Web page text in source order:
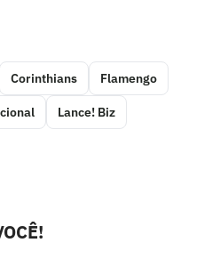
Corinthians Flamengo
Lance! Biz